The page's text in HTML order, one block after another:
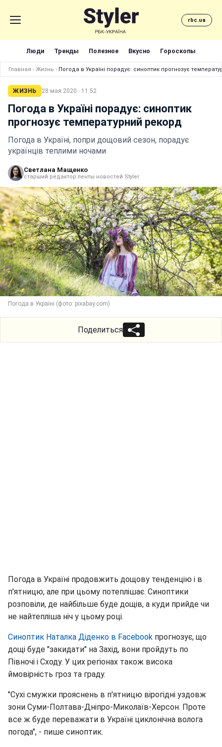
rbc.ua
Люди Тренды Полезное Вкусно Гороскопы
Главная › Жизнь › Погода в Україні порадує: синоптик прогнозує
ЖИЗНЬ 28 мая 2020 · 11:52
Погода в Україні порадує: синоптик
прогнозує температурний рекорд
Погода в Україні, попри дощовий сезон, порадує
українців теплими ночами
Светлана Мащенко
старший редактор ленты новостей Styler
Погода в Україні (фото: pixabay.com)
Поделиться
Погода в Україні продовжить дощову тенденцію і в
п'ятницю, але при цьому потеплішає. Синоптики
розповіли, де найбільше буде дощів, а куди прийде чи
не найтепліша ніч у цьому році.
Синоптик Наталка Діденко в Facebook прогнозує, що
дощі буде "закидати" на Захід, вони пройдуть по
Півночі і Сходу. У цих регіонах також висока
ймовірність гроз та граду.
"Сухі смужки прояснень в п'ятницю вірогідні уздовж
зони Суми-Полтава-Дніпро-Миколаїв-Херсон. Проте
все ж буде переважати в Україні циклонічна волога
погода", - пише синоптик.